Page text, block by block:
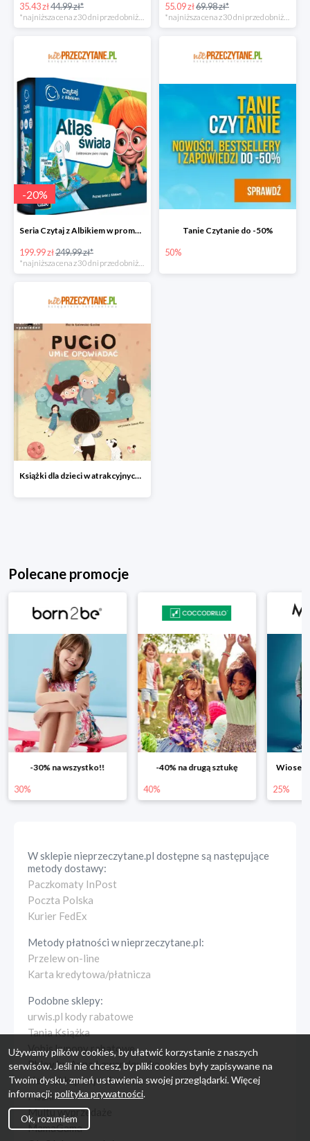
35.43 zł44.99 zł*
*najniższa cena z 30 dni przed obniżką
55.09 zł69.98 zł*
*najniższa cena z 30 dni przed obniżką
-20%
Seria Czytaj z Albikiem w promocji
199.99 zł249.99 zł*
Tanie Czytanie do -50%
50%
Książki dla dzieci w atrakcyjnych cenach
Polecane promocje
-40% na drugą sztukę
40%
Wiosenne rabaty do -25%
25% 25%
W sklepienieprzeczytane.pl dostępne są następujące
metody dostawy:
Paczkomaty InPost
Poczta Polska
Kurier FedEx
Metody płatności wnieprzeczytane.pl:
Przelew on-line
Karta kredytowa/płatnicza
Podobne sklepy:
urwis.pl kody rabatowe
Tania Książka
Vobis kupony rabatowe
Phlov by Anna Lewandowska
Neonet kupony rabatowe
Fiszki
Multu wyprzedaże
MamaGama
Używamy plików cookies, by ułatwić korzystanie z naszych
serwisów. Jeśli nie chcesz, by pliki cookies były zapisywane na
Twoim dysku, zmień ustawienia swojej przeglądarki. Więcej
informacji: polityka prywatności.
Ok, rozumiem